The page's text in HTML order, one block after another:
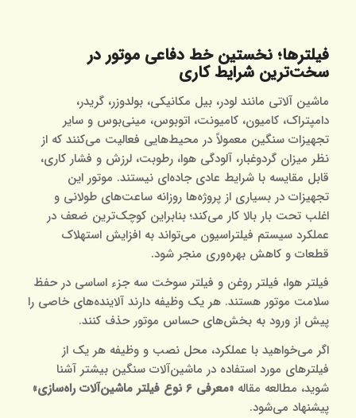
فیلترها؛ نخستین خط دفاعی موتور در
سخت‌ترین شرایط کاری
ماشین‌ آلاتی مانند لودر، بیل مکانیکی، بولدوزر، گریدر،
دامپتراک، کامیون، کامیونت، اتوبوس، مینی‌بوس و سایر
تجهیزات سنگین معمولاً در محیط‌هایی فعالیت می‌کنند که از
نظر میزان گردوغبار، آلودگی هوا، رطوبت، لرزش و فشار کاری،
قابل مقایسه با شرایط عادی جاده‌ای نیستند. موتور این
تجهیزات در بسیاری از پروژه‌ها روزانه ساعت‌های طولانی و
اغلب تحت بار بالا کار می‌کند؛ بنابراین کوچک‌ترین ضعف در
عملکرد سیستم فیلتراسیون می‌تواند به افزایش استهلاک
قطعات و کاهش بهره‌وری منجر شود.
فیلتر هوا، فیلتر روغن و فیلتر سوخت سه جزء اساسی در حفظ
سلامت موتور هستند. هر یک وظیفه دارند آلاینده‌های خاصی را
پیش از ورود به بخش‌های حساس موتور حذف کنند.
اگر می‌خواهید با عملکرد، محل نصب و وظیفه هر یک از
فیلترهای مورد استفاده در ماشین‌آلات سنگین بیشتر آشنا
شوید، مطالعه مقاله «معرفی 6 نوع فیلتر ماشین‌آلات راه‌سازی
»
پیشنهاد می‌شود.